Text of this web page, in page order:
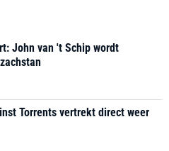
John van 't Schip wordt
Torrents vertrekt direct weer